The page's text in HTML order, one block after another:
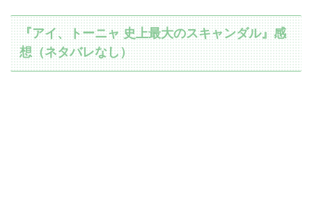
『アイ、トーニャ 史上最大のスキャンダル』感
想（ネタバレなし）